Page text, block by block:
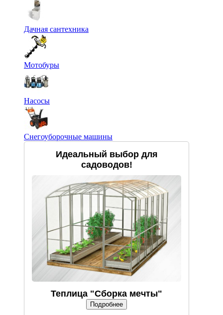
Дачная сантехника
Мотобуры
Насосы
Снегоуборочные машины
Идеальный выбор для
садоводов!
Теплица "Сборка мечты"
Подробнее